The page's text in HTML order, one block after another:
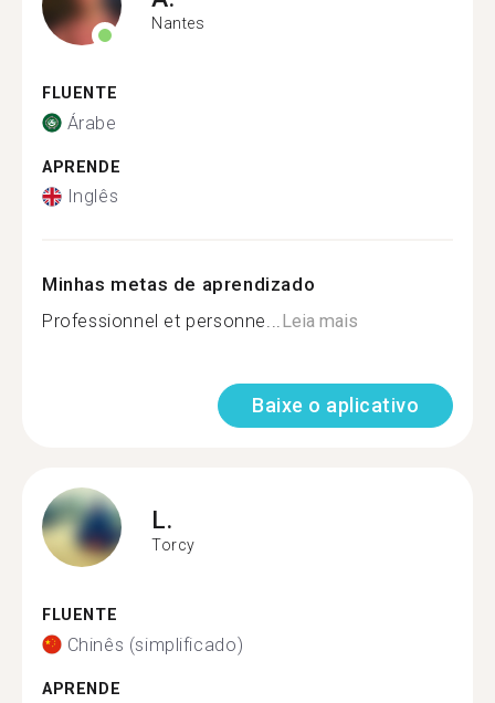
Nantes
FLUENTE
Árabe
APRENDE
Inglês
Minhas metas de aprendizado
Professionnel et personne...Leia mais
Baixe o aplicativo
L.
Torcy
FLUENTE
Chinês (simplificado)
APRENDE